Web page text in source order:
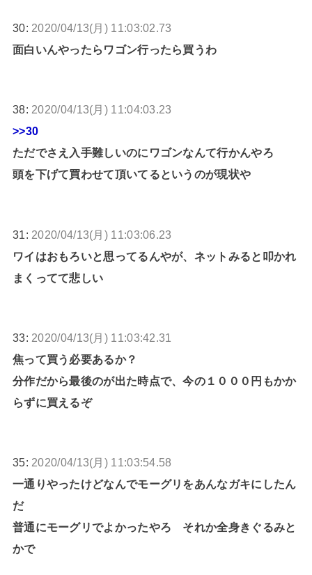
30: 2020/04/13(月) 11:03:02.73
面白いんやったらワゴン行ったら買うわ
38: 2020/04/13(月) 11:04:03.23
>>30
ただでさえ入手難しいのにワゴンなんて行かんやろ
頭を下げて買わせて頂いてるというのが現状や
31: 2020/04/13(月) 11:03:06.23
ワイはおもろいと思ってるんやが、ネットみると叩かれ
まくってて悲しい
33: 2020/04/13(月) 11:03:42.31
焦って買う必要あるか？
分作だから最後のが出た時点で、今の１０００円もかか
らずに買えるぞ
35: 2020/04/13(月) 11:03:54.58
一通りやったけどなんでモーグリをあんなガキにしたん
だ
普通にモーグリでよかったやろ それか全身きぐるみと
かで